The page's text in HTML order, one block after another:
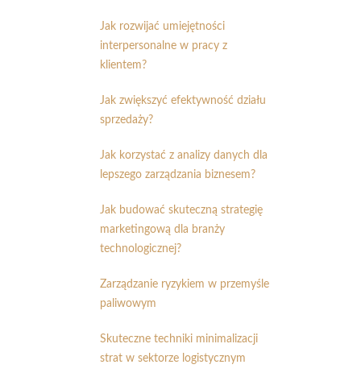
Jak rozwijać umiejętności
interpersonalne w pracy z
klientem?
Jak zwiększyć efektywność działu
sprzedaży?
Jak korzystać z analizy danych dla
lepszego zarządzania biznesem?
Jak budować skuteczną strategię
marketingową dla branży
technologicznej?
Zarządzanie ryzykiem w przemyśle
paliwowym
Skuteczne techniki minimalizacji
strat w sektorze logistycznym